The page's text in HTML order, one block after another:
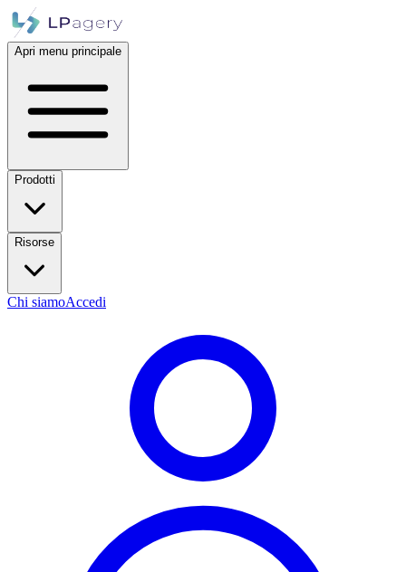
Apri menu principale
Prodotti
Risorse
Chi siamoAccedi